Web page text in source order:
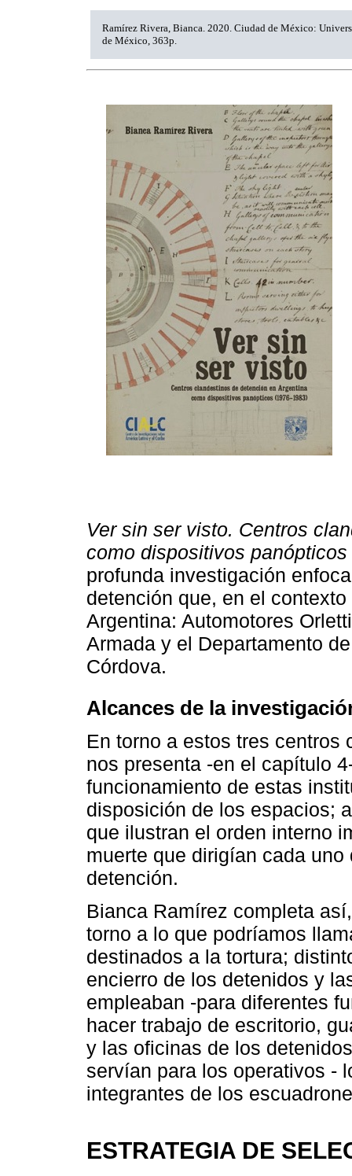
Ramírez Rivera, Bianca. 2020. Ciudad de México:
de México, 363p.
Ver sin ser visto. Centros
como dispositivos
profunda investigación
detención que, en el
Argentina: Automotores
Armada y el Departamento
Córdova.
Alcances de la
En torno a estos tres centros
nos presenta -en el capítulo
funcionamiento de estas
disposición de los espacios;
que ilustran el orden interno
muerte que dirigían cada
detención.
Bianca Ramírez completa
torno a lo que podríamos
destinados a la tortura;
encierro de los detenidos y
empleaban -para diferentes
hacer trabajo de escritorio,
y las oficinas de los
servían para los operativos -
integrantes de los
ESTRATEGIA DE